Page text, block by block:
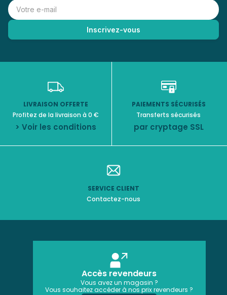
LIVRAISON OFFERTE
Profitez de la livraison à 0 €
> Voir les conditions
PAIEMENTS SÉCURISÉS
Transferts sécurisés
par cryptage SSL
SERVICE CLIENT
Contactez-nous
Accès revendeurs
Vous avez un magasin ?
Vous souhaitez accéder à nos prix revendeurs ?